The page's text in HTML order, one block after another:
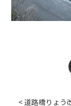
< 道路橋りょう